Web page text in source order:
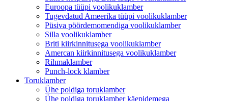
Euroopa tüüpi voolikuklamber
Tugevdatud Ameerika tüüpi voolikuklamber
Püsiva pöördemomendiga voolikuklamber
Silla voolikuklamber
Briti kiirkinnitusega voolikuklamber
Amercan kiirkinnitusega voolikuklamber
Rihmaklamber
Punch-lock klamber
Toruklamber
Ühe poldiga toruklamber
Ühe poldiga toruklamber käepidemega